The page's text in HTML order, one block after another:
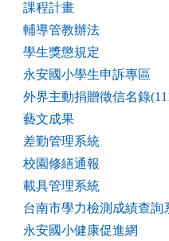
課程計畫
輔導管教辦法
學生獎懲規定
永安國小學生申訴專區
外界主動捐贈徵信名錄
藝文成果
差勤管理系統
校園修繕通報
載具管理系統
台南市學力檢測成績查詢
永安國小健康促進網